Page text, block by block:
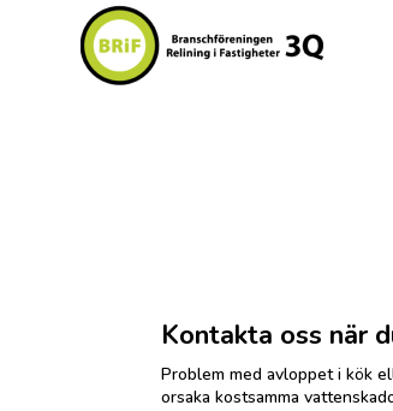
Kontakta oss när
Problem med avloppet i kök
orsaka kostsamma